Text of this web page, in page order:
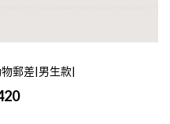
郵差|男生款|